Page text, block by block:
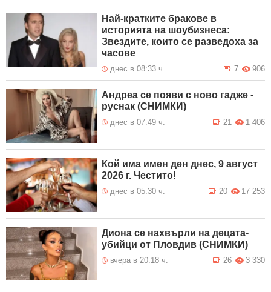
Най-кратките бракове в
историята на шоубизнеса:
Звездите, които се разведоха за
часове
днес в 08:33 ч. 906
7
Андреа се появи с ново гадже -
руснак (СНИМКИ)
днес в 07:49 ч. 1 406
21
Кой има имен ден днес, 9 август
2026 г. Честито!
днес в 05:30 ч. 17 253
20
Диона се нахвърли на децата-
убийци от Пловдив (СНИМКИ)
вчера в 20:18 ч. 3 330
26